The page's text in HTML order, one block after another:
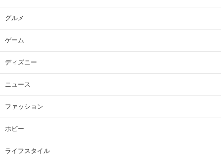
グルメ
ゲーム
ディズニー
ニュース
ファッション
ホビー
ライフスタイル